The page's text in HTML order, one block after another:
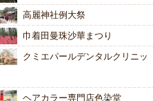
高麗神社例大祭
巾着田曼珠沙華まつり
クミエパールデンタルクリニッ
ヘアカラー専門店色染堂